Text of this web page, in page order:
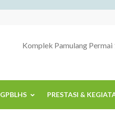
Komplek Pamulang Permai
GPBLHS PRESTASI &